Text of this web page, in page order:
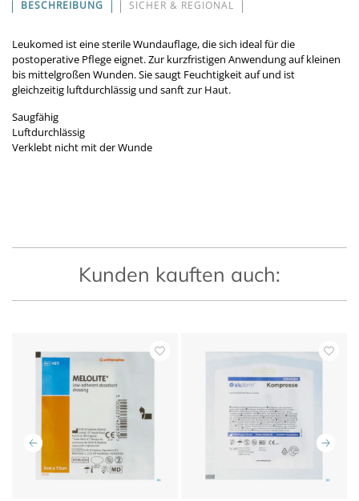
BESCHREIBUNG SICHER & REGIONAL
Leukomed ist eine sterile Wundauflage, die sich ideal für die
postoperative Pflege eignet. Zur kurzfristigen Anwendung auf kleinen
bis mittelgroßen Wunden. Sie saugt Feuchtigkeit auf und ist
gleichzeitig luftdurchlässig und sanft zur Haut.
Saugfähig
Luftdurchlässig
Verklebt nicht mit der Wunde
Kunden kauften auch: